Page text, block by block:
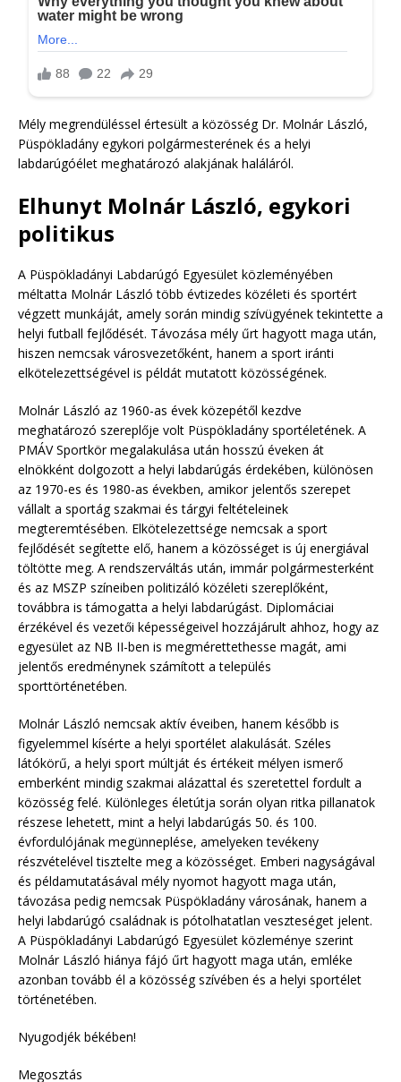
Mély megrendüléssel értesült a közösség Dr. Molnár László,
Püspökladány egykori polgármesterének és a helyi
labdarúgóélet meghatározó alakjának haláláról.
Elhunyt Molnár László, egykori
politikus
A Püspökladányi Labdarúgó Egyesület közleményében
méltatta Molnár László több évtizedes közéleti és sportért
végzett munkáját, amely során mindig szívügyének tekintette a
helyi futball fejlődését. Távozása mély űrt hagyott maga után,
hiszen nemcsak városvezetőként, hanem a sport iránti
elkötelezettségével is példát mutatott közösségének.
Molnár László az 1960-as évek közepétől kezdve
meghatározó szereplője volt Püspökladány sportéletének. A
PMÁV Sportkör megalakulása után hosszú éveken át
elnökként dolgozott a helyi labdarúgás érdekében, különösen
az 1970-es és 1980-as években, amikor jelentős szerepet
vállalt a sportág szakmai és tárgyi feltételeinek
megteremtésében. Elkötelezettsége nemcsak a sport
fejlődését segítette elő, hanem a közösséget is új energiával
töltötte meg. A rendszerváltás után, immár polgármesterként
és az MSZP színeiben politizáló közéleti szereplőként,
továbbra is támogatta a helyi labdarúgást. Diplomáciai
érzékével és vezetői képességeivel hozzájárult ahhoz, hogy az
egyesület az NB II-ben is megmérettethesse magát, ami
jelentős eredménynek számított a település
sporttörténetében.
Molnár László nemcsak aktív éveiben, hanem később is
figyelemmel kísérte a helyi sportélet alakulását. Széles
látókörű, a helyi sport múltját és értékeit mélyen ismerő
emberként mindig szakmai alázattal és szeretettel fordult a
közösség felé. Különleges életútja során olyan ritka pillanatok
részese lehetett, mint a helyi labdarúgás 50. és 100.
évfordulójának megünneplése, amelyeken tevékeny
részvételével tisztelte meg a közösséget. Emberi nagyságával
és példamutatásával mély nyomot hagyott maga után,
távozása pedig nemcsak Püspökladány városának, hanem a
helyi labdarúgó családnak is pótolhatatlan veszteséget jelent.
A Püspökladányi Labdarúgó Egyesület közleménye szerint
Molnár László hiánya fájó űrt hagyott maga után, emléke
azonban tovább él a közösség szívében és a helyi sportélet
történetében.
Nyugodjék békében!
Megosztás